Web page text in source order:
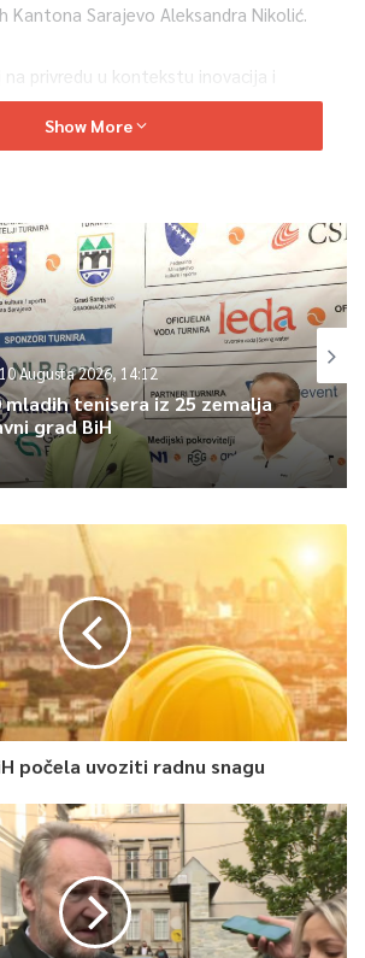
Kantona Sarajevo Aleksandra Nikolić.
privredu u kontekstu inovacija i
privrede KS ima programme koji su
razvoju poduzetništva, naročito mladih i
koji su zaslužni za donošenje novih
kontekstu razvoja privrede i kreiranja
na području KS”, poručio je
Delić.
0
Article Rating
Show More
Augusta 2026, 14:12
mladih tenisera iz 25 zemalja
grad BiH
počela uvoziti radnu snagu